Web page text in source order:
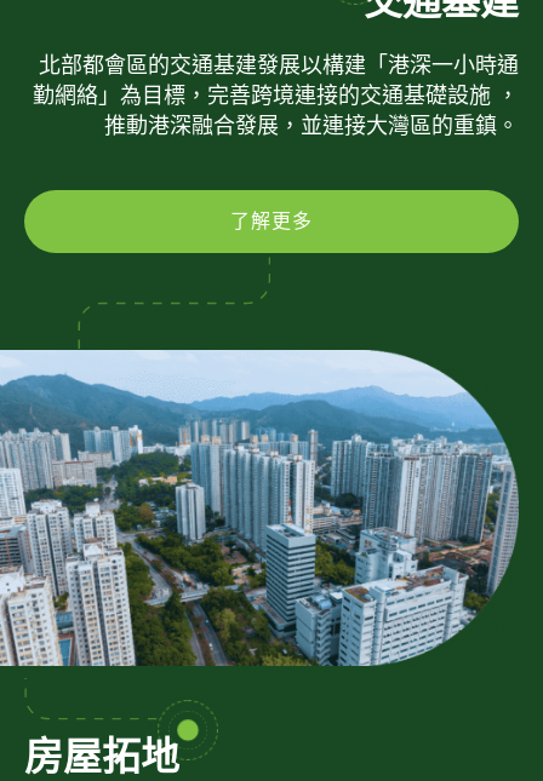
北部都會區的交通基建發展以構建「港深一小時通
勤網絡」為目標，完善跨境連接的交通基礎設施 ，
推動港深融合發展，並連接大灣區的重鎮。
了解更多
房屋拓地